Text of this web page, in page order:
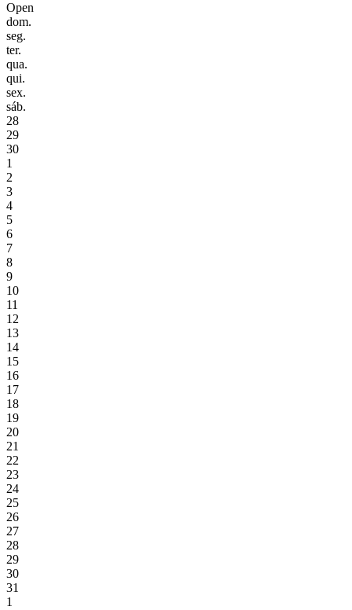
Open
dom.
seg.
ter.
qua.
qui.
sex.
sáb.
28
29
30
1
2
3
4
5
6
7
8
9
10
11
12
13
14
15
16
17
18
19
20
21
22
23
24
25
26
27
28
29
30
31
1